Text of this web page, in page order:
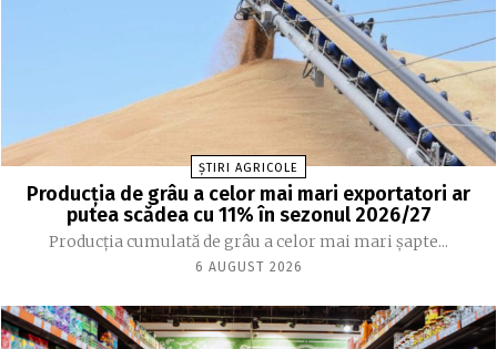
ȘTIRI AGRICOLE
Producția de grâu a celor mai mari exportatori ar
putea scădea cu 11% în sezonul 2026/27
Producția cumulată de grâu a celor mai mari șapte...
6 AUGUST 2026